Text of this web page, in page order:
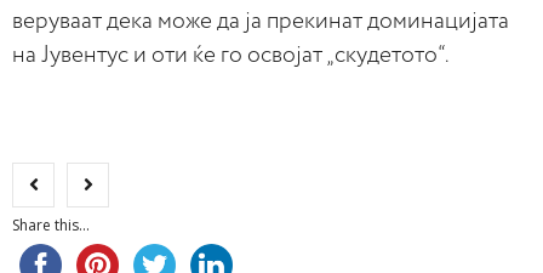
веруваат дека може да ја прекинат доминацијата
на Јувентус и оти ќе го освојат „скудетото“.
Share this...